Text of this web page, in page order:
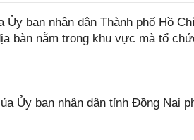
Ủy ban nhân dân Thành phố Hồ
bàn nằm trong khu vực mà tổ
Ủy ban nhân dân tỉnh Đồng Nai